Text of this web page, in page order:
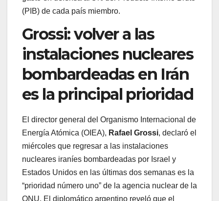
(PIB) de cada país miembro.
Grossi: volver a las
instalaciones nucleares
bombardeadas en Irán
es la principal prioridad
El director general del Organismo Internacional de
Energía Atómica (OIEA), Rafael Grossi, declaró el
miércoles que regresar a las instalaciones
nucleares iraníes bombardeadas por Israel y
Estados Unidos en las últimas dos semanas es la
“prioridad número uno” de la agencia nuclear de la
ONU. El diplomático argentino reveló que el